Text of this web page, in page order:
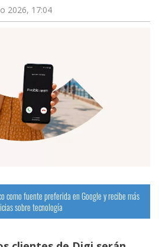
2026, 17:04
como fuente preferida en Google y recibe más
sobre tecnología